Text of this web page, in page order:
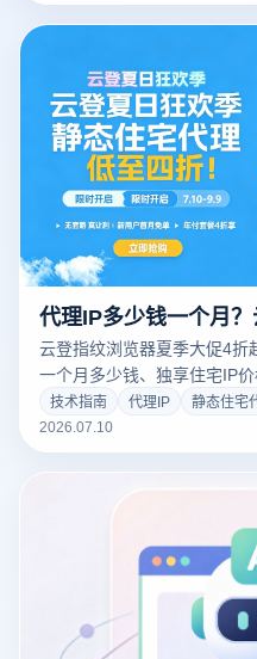
云登指纹浏览器夏季大促4
一个月多少钱、独享住宅IP
径。
技术指南 代理IP
静态住宅
2026.07.10